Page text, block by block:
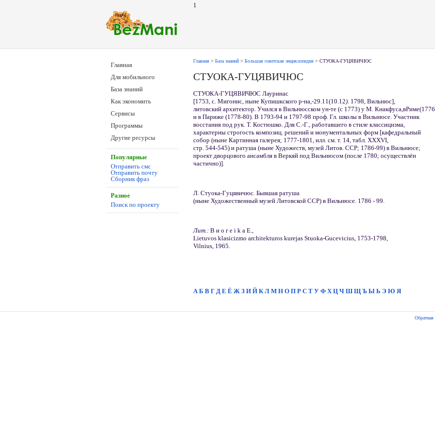
1
Главная
Для мобильного
База знаний
Как экономить
Сервисы
Программы
Другие ресурсы
Популярные
Отправить смс
Отправить почту
Сборник фраз
Разное
Поиск по проекту
Главная > База знаний > Большая советская энциклопедия > СТУОКА-ГУЦЯВИЧЮС
СТУОКА-ГУЦЯВИЧЮС
СТУОКА-ГУЦЯВИЧЮС Лауринас
[1753, с. Мигонис, ныне Купишкского р-на,-29.11(10.12) . 1798, Вильнюс],
литовский архитектор. Учился в Вильнюсском ун-те (с 1773) у М.
и в Париже (1778-80). В 1793-94 и 1797-98 проф. Гл. школы в Вильнюсе. Участник
восстания под рук. Т. Костюшко. Для С.-Г., работавшего в стиле классицизма,
характерны строгость композиц. решений и монументальных форм [кафедральный
собор (ныне Картинная галерея; 1777-1801, илл. см. т. 14, табл. XXXVI,
стр. 544-545) и ратуша (ныне Художеств, музей Литов. ССР; 1786-99) в Вильнюсе;
проект дворцового ансамбля в Веркяй под Вильнюсом (после 1780; осуществлён
частично)].
Л. Стуока-Гуцявичюс. Бывшая ратуша
(ныне Художественный музей Литовской ССР) в Вильнюсе. 1786 - 99.
Лит.: В и о г е i k a E.,
Lietuvos klasicizmo architekturos kurejas Stuoka-Gucevicius, 1753-1798,
Vilnius, 1965.
А Б В Г Д Е Ё Ж З И Й К Л М Н О П Р С Т У Ф Х Ц Ч Ш Щ Ъ Ы Ь Э Ю Я
Обратная